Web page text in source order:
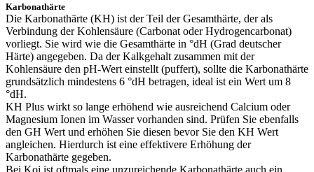
Karbonathärte
Die Karbonathärte (KH) ist der Teil der Gesamthärte, der als
Verbindung der Kohlensäure (Carbonat oder Hydrogencarbonat)
vorliegt. Sie wird wie die Gesamthärte in °dH (Grad deutscher
Härte) angegeben. Da der Kalkgehalt zusammen mit der
Kohlensäure den pH-Wert einstellt (puffert), sollte die Karbonathärte
grundsätzlich mindestens 6 °dH betragen, ideal ist ein Wert um 8
°dH.
KH Plus wirkt so lange erhöhend wie ausreichend Calcium oder
Magnesium Ionen im Wasser vorhanden sind. Prüfen Sie ebenfalls
den GH Wert und erhöhen Sie diesen bevor Sie den KH Wert
angleichen. Hierdurch ist eine effektivere Erhöhung der
Karbonathärte gegeben.
Bei Koi ist oftmals eine unzureichende Karbonathärte auch ein